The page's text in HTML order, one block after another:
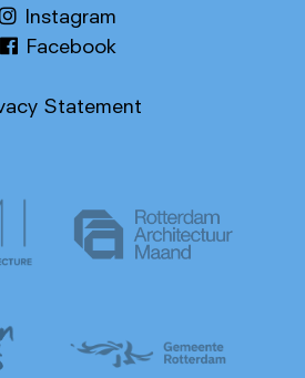
Instagram
Facebook
Statement